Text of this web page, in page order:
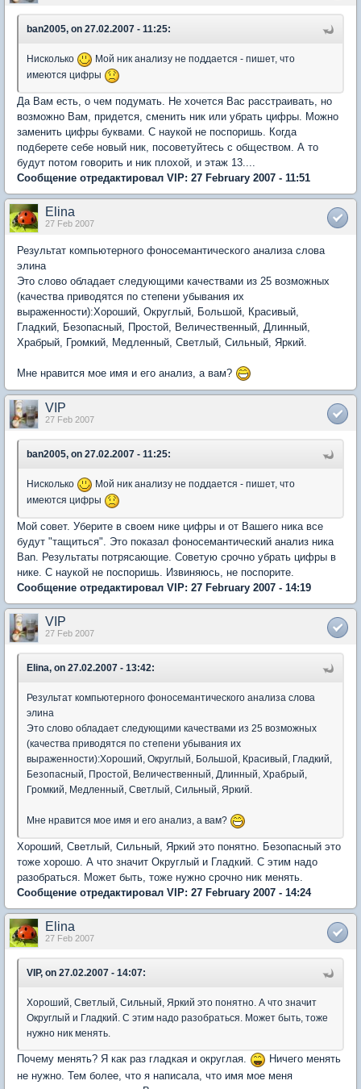
ban2005, on 27.02.2007 - 11:25:
Нисколько
Мой ник анализу не поддается - пишет, что
имеются цифры
Да Вам есть, о чем подумать. Не хочется Вас расстраивать, но
возможно Вам, придется, сменить ник или убрать цифры. Можно
заменить цифры буквами. С наукой не поспоришь. Когда
подберете себе новый ник, посоветуйтесь с обществом. А то
будут потом говорить и ник плохой, и этаж 13....
Сообщение отредактировал VIP: 27 February 2007 - 11:51
Elina
27 Feb 2007
Результат компьютерного фоносемантического анализа слова
элина
Это слово обладает следующими качествами из 25 возможных
(качества приводятся по степени убывания их
выраженности):Хороший, Округлый, Большой, Красивый,
Гладкий, Безопасный, Простой, Величественный, Длинный,
Храбрый, Громкий, Медленный, Светлый, Сильный, Яркий.
Мне нравится мое имя и его анализ, а вам?
VIP
27 Feb 2007
ban2005, on 27.02.2007 - 11:25:
Нисколько
Мой ник анализу не поддается - пишет, что
имеются цифры
Мой совет. Уберите в своем нике цифры и от Вашего ника все
будут "тащиться". Это показал фоносемантический анализ ника
Ban. Результаты потрясающие. Советую срочно убрать цифры в
нике. С наукой не поспоришь. Извиняюсь, не поспорите.
Сообщение отредактировал VIP: 27 February 2007 - 14:19
VIP
27 Feb 2007
Elina, on 27.02.2007 - 13:42:
Результат компьютерного фоносемантического анализа слова
элина
Это слово обладает следующими качествами из 25 возможных
(качества приводятся по степени убывания их
выраженности):Хороший, Округлый, Большой, Красивый, Гладкий,
Безопасный, Простой, Величественный, Длинный, Храбрый,
Громкий, Медленный, Светлый, Сильный, Яркий.
Мне нравится мое имя и его анализ, а вам?
Хороший, Светлый, Сильный, Яркий это понятно. Безопасный это
тоже хорошо. А что значит Округлый и Гладкий. С этим надо
разобраться. Может быть, тоже нужно срочно ник менять.
Сообщение отредактировал VIP: 27 February 2007 - 14:24
Elina
27 Feb 2007
VIP, on 27.02.2007 - 14:07:
Хороший, Светлый, Сильный, Яркий это понятно. А что значит
Округлый и Гладкий. С этим надо разобраться. Может быть, тоже
нужно ник менять.
Почему менять? Я как раз гладкая и округлая.
Ничего менять
не нужно. Тем более, что я написала, что имя мое меня